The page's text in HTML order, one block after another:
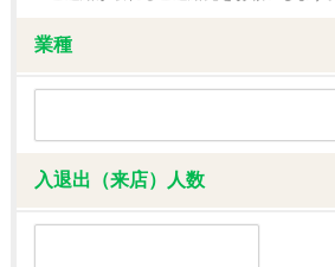
業種
入退出（来店）人数